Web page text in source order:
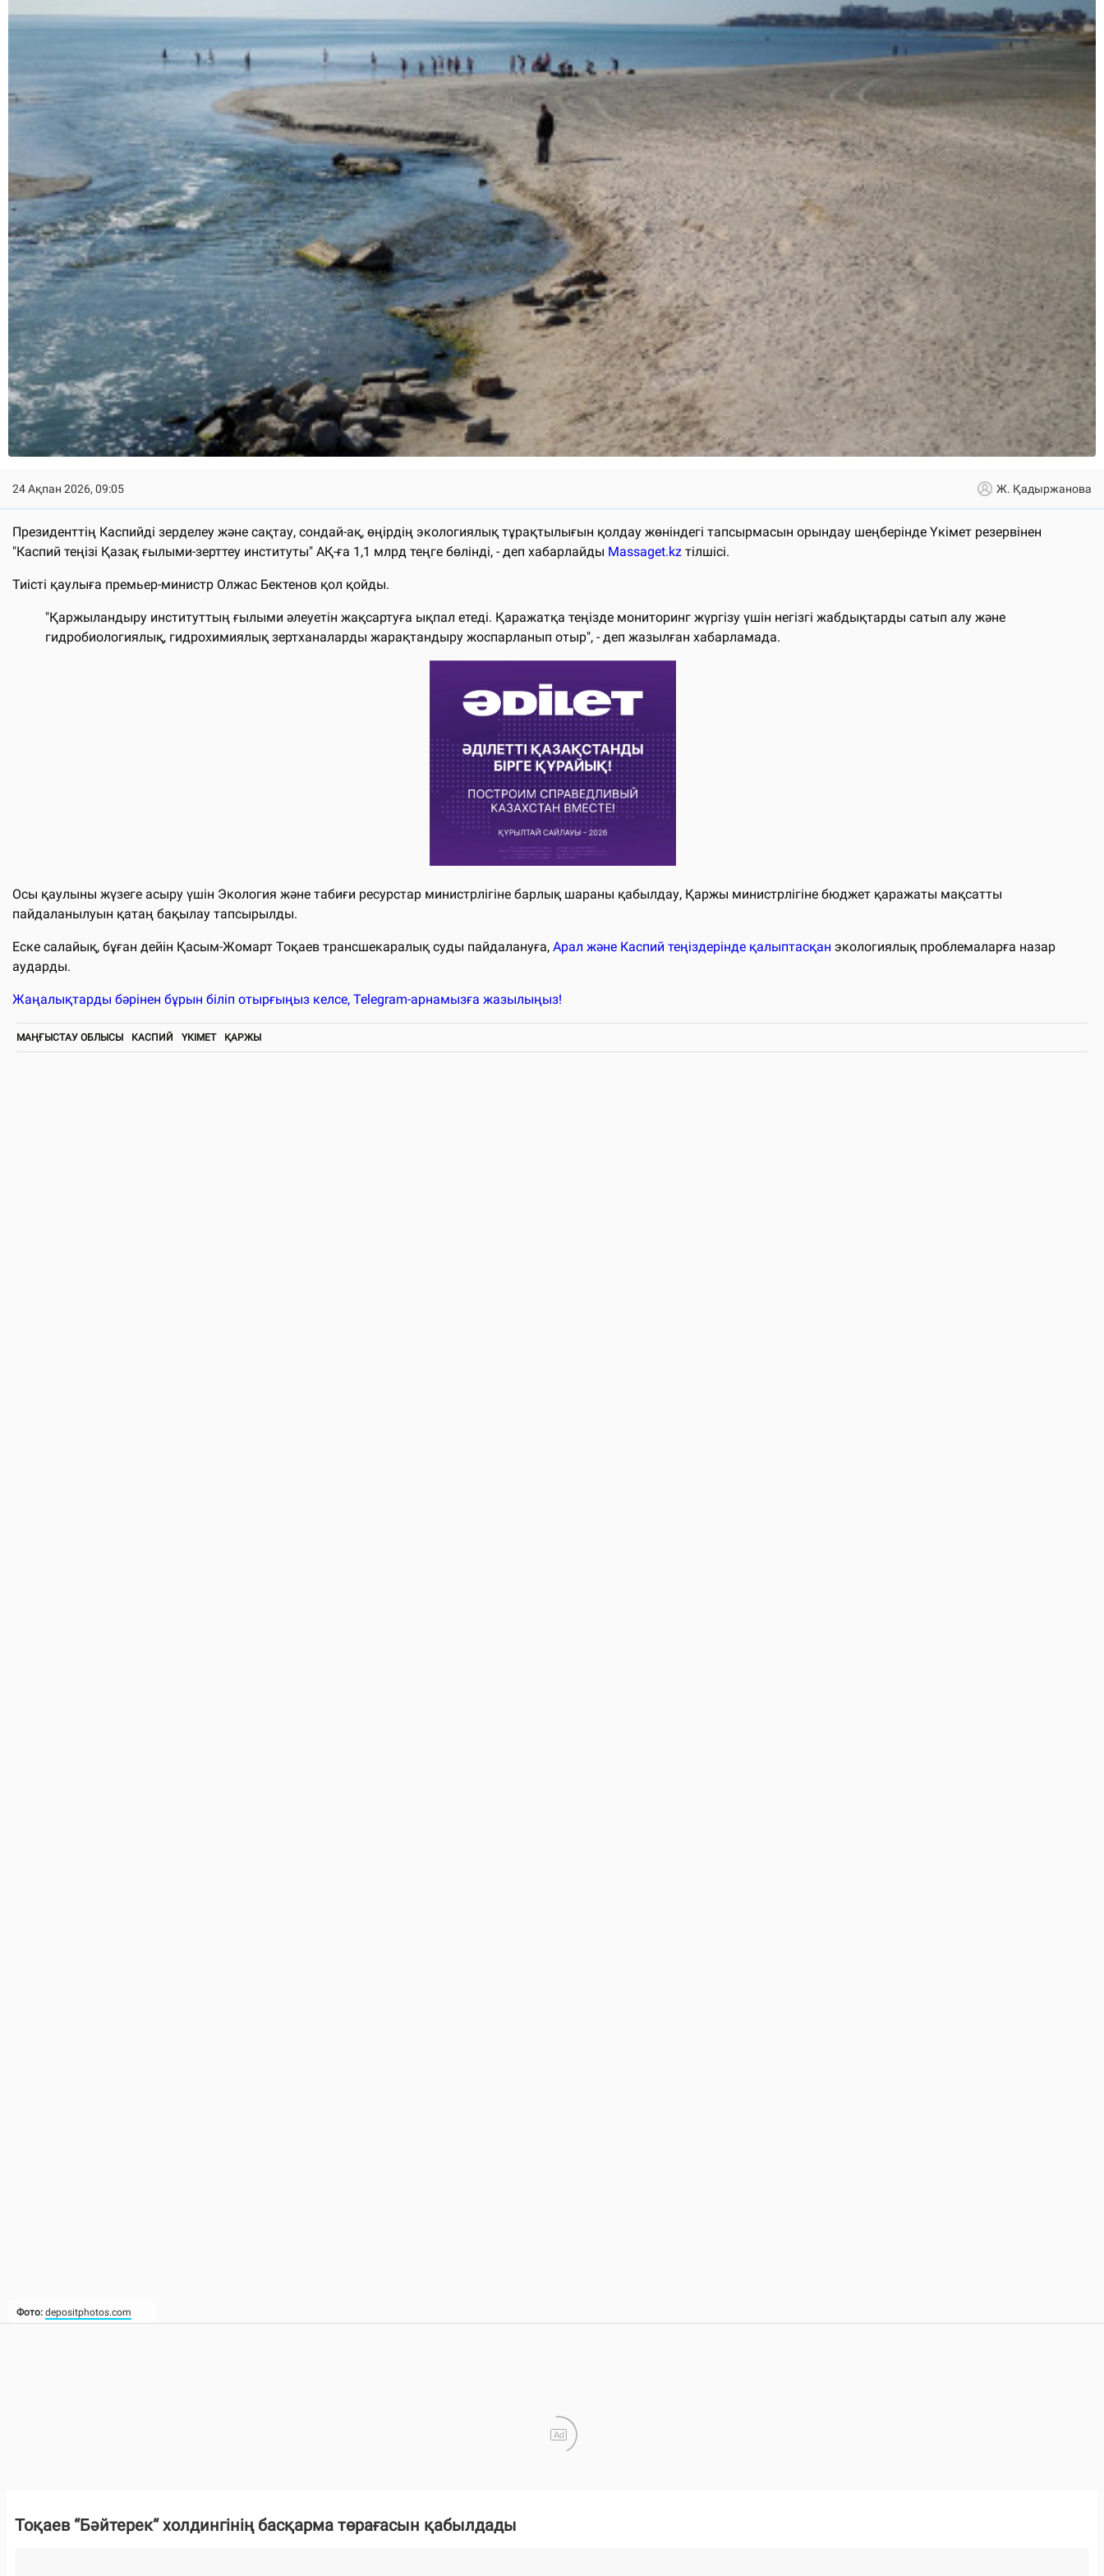
24 Ақпан 2026, 09:05
Фото: depositphotos.com
Ж. Қадыржанова
Президенттің Каспийді зерделеу және сақтау, сондай-ақ, өңірдің экологиялық тұрақтылығын қолдау жөніндегі тапсырмасын орындау шеңберінде Үкімет резервінен
"Каспий теңізі Қазақ ғылыми-зерттеу институты" АҚ-ға 1,1 млрд теңге бөлінді, - деп хабарлайды Massaget.kz тілшісі.
Тиісті қаулыға премьер-министр Олжас Бектенов қол қойды.
"Қаржыландыру институттың ғылыми әлеуетін жақсартуға ықпал етеді. Қаражатқа теңізде мониторинг жүргізу үшін негізгі жабдықтарды сатып алу және
гидробиологиялық, гидрохимиялық зертханаларды жарақтандыру жоспарланып отыр", - деп жазылған хабарламада.
Осы қаулыны жүзеге асыру үшін Экология және табиғи ресурстар министрлігіне барлық шараны қабылдау, Қаржы министрлігіне бюджет қаражаты мақсатты
пайдаланылуын қатаң бақылау тапсырылды.
Еске салайық, бұған дейін Қасым-Жомарт Тоқаев трансшекаралық суды пайдалануға, Арал және Каспий теңіздерінде қалыптасқан экологиялық проблемаларға назар
аударды.
Жаңалықтарды бәрінен бұрын біліп отырғыңыз келсе, Telegram-арнамызға жазылыңыз!
МАҢҒЫСТАУ ОБЛЫСЫ КАСПИЙ ҮКІМЕТ ҚАРЖЫ